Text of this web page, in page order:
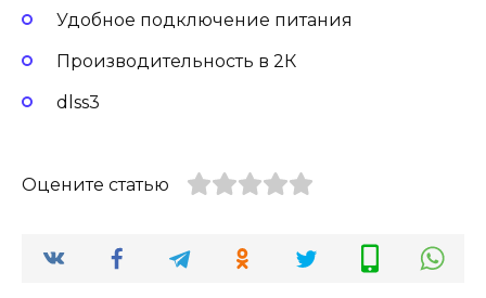
Удобное подключение питания
Производительность в 2К
dlss3
Оцените статью